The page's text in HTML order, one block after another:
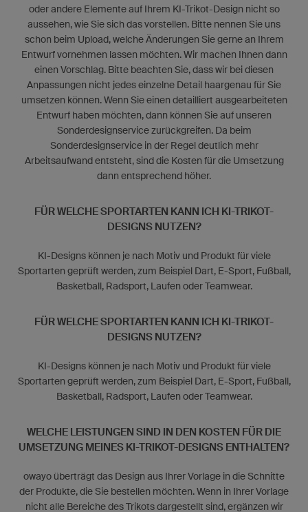
oder andere Elemente auf Ihrem KI-Trikot-Design nicht so
aussehen, wie Sie sich das vorstellen. Bitte nennen Sie uns
schon beim Upload, welche Änderungen Sie gerne an Ihrem
Entwurf vornehmen lassen möchten. Wir machen Ihnen dann
einen Vorschlag. Bitte beachten Sie, dass wir bei diesen
Anpassungen nicht jedes einzelne Detail haargenau für Sie
umsetzen können. Wenn Sie einen detailliert ausgearbeiteten
Entwurf haben möchten, dann können Sie auf unseren
Sonderdesignservice zurückgreifen. Da beim
Sonderdesignservice in der Regel deutlich mehr
Arbeitsaufwand entsteht, sind die Kosten für die Umsetzung
dann entsprechend höher.
FÜR WELCHE SPORTARTEN KANN ICH KI-TRIKOT-
DESIGNS NUTZEN?
KI-Designs können je nach Motiv und Produkt für viele
Sportarten geprüft werden, zum Beispiel Dart, E-Sport, Fußball,
Basketball, Radsport, Laufen oder Teamwear.
FÜR WELCHE SPORTARTEN KANN ICH KI-TRIKOT-
DESIGNS NUTZEN?
KI-Designs können je nach Motiv und Produkt für viele
Sportarten geprüft werden, zum Beispiel Dart, E-Sport, Fußball,
Basketball, Radsport, Laufen oder Teamwear.
WELCHE LEISTUNGEN SIND IN DEN KOSTEN FÜR DIE
UMSETZUNG MEINES KI-TRIKOT-DESIGNS ENTHALTEN?
owayo überträgt das Design aus Ihrer Vorlage in die Schnitte
der Produkte, die Sie bestellen möchten. Wenn in Ihrer Vorlage
nicht alle Bereiche des Trikots dargestellt sind, ergänzen wir